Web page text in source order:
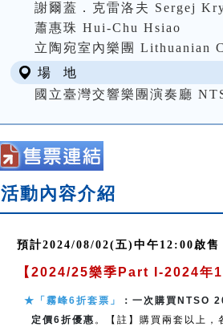
謝爾蓋．克雷洛夫 Sergej
蕭惠珠 Hui-Chu Hsiao
立陶宛室內樂團 Lithuanian
場 地
國立臺灣交響樂團演奏廳
活動內容介紹
預計2024/08/02(五)中午12:00啟
【2024/25樂季Part I-2024年
★「霧峰6折套票」
：一次購買NTSO
定價6折優惠 。【註】購買兩套以上，